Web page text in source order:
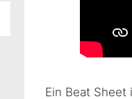
Ein Beat